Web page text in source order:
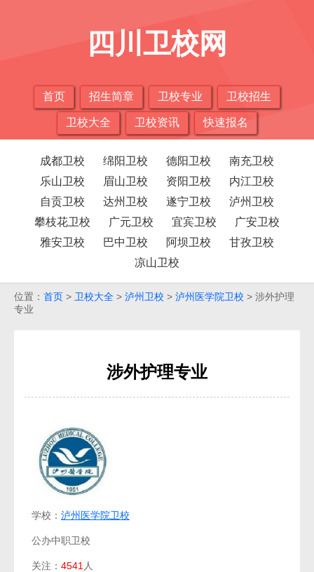
四川卫校网
首页 招生简章 卫校专业 卫校招生
卫校大全 卫校资讯 快速报名
成都卫校 绵阳卫校 德阳卫校
南充卫校
乐山卫校
眉山卫校 资阳卫校
内江卫校
自贡卫校
达州卫校 遂宁卫校
泸州卫校
攀枝花卫校
广元卫校 宜宾卫校
广安卫校
雅安卫校
巴中卫校 阿坝卫校
甘孜卫校
凉山卫校
位置： 首页 > 卫校大全 > 泸州卫校 > 泸州医学院卫校 > 涉外护理
专业
涉外护理专业
学校： 泸州医学院卫校
公办中职卫校
关注： 4541 人